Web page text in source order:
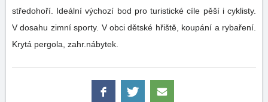
středohoří. Ideální výchozí bod pro turistické cíle pěší i cyklisty.
V dosahu zimní sporty. V obci dětské hřiště, koupání a rybaření.
Krytá pergola, zahr.nábytek.